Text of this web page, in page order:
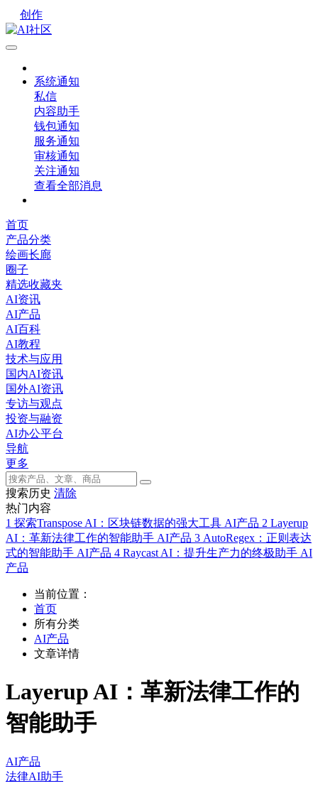
创作
系统通知
私信
内容助手
钱包通知
服务通知
审核通知
关注通知
查看全部消息
首页
产品分类
绘画长廊
圈子
精选收藏夹
AI资讯
AI产品
AI百科
AI教程
技术与应用
国内AI资讯
国外AI资讯
专访与观点
投资与融资
AI办公平台
导航
更多
搜索历史 清除
热门内容
1 探索Transpose AI：区块链数据的强大工具 AI产品 2 Layerup
AI：革新法律工作的智能助手 AI产品 3 AutoRegex：正则表达
式的智能助手 AI产品 4 Raycast AI：提升生产力的终极助手 AI
产品
当前位置：
首页
所有分类
AI产品
文章详情
Layerup AI：革新法律工作的
智能助手
AI产品
法律AI助手